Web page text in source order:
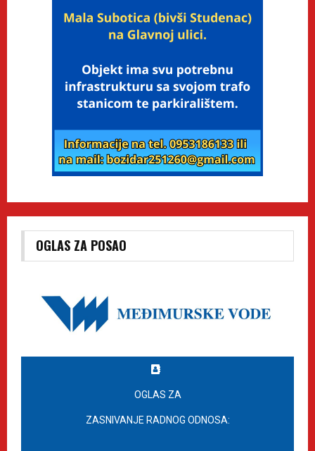
OGLAS ZA POSAO
OGLAS ZA
ZASNIVANJE RADNOG ODNOSA: